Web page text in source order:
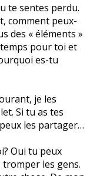
te sentes perdu.
comment peux-
des « éléments »
pour toi et
es-tu
je les
Si tu as tes
les partager…
Oui tu peux
les gens.